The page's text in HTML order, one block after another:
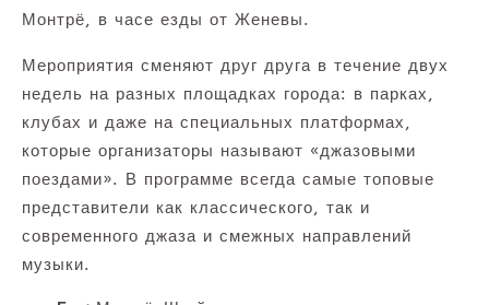
Монтрё, в часе езды от Женевы.
Мероприятия сменяют друг друга в течение двух
недель на разных площадках города: в парках,
клубах и даже на специальных платформах,
которые организаторы называют «джазовыми
поездами». В программе всегда самые топовые
представители как классического, так и
современного джаза и смежных направлений
музыки.